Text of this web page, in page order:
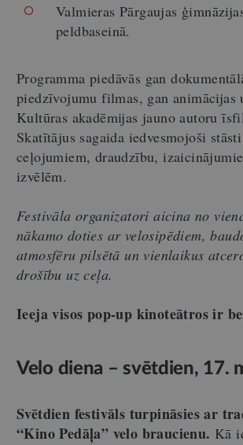
Valmieras Pārgaujas
peldbaseinā.
Programma piedāvās gan
piedzīvojumu filmas, gan animācijas
Kultūras akadēmijas jauno autoru
Skatītājus sagaida iedvesmojoši
ceļojumiem, draudzību,
izvēlēm.
Festivāla organizatori aicina no
nākamo doties ar velosipēdiem,
atmosfēru pilsētā un vienlaikus
drošību uz ceļa.
Ieeja visos pop-up kinoteātros ir
Velo diena – svētdien, 17.
Svētdien festivāls turpināsies ar
“Kino Pedāļa” velo braucienu. Kā